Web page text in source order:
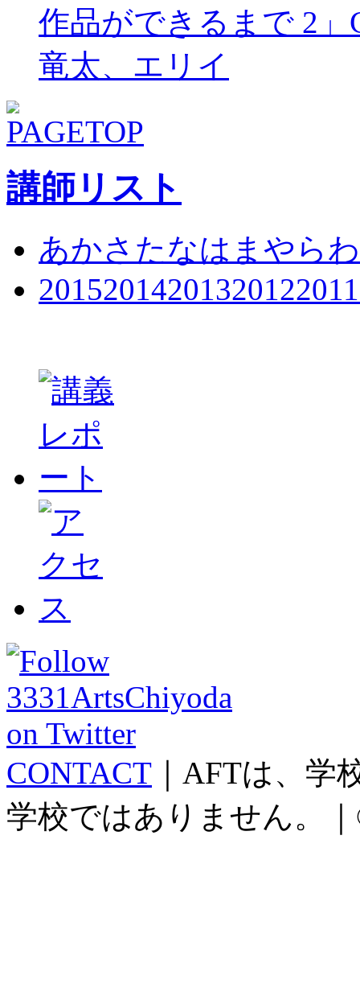
作品ができるまで 2」
竜太、エリイ
講師リスト
あかさ たなは ま や らわ
20152014201320122011
CONTACT ｜AFTは、
学校ではありません。